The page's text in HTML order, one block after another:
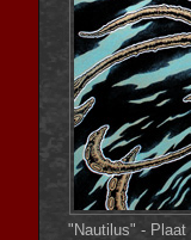
"Nautilus" - Plaat